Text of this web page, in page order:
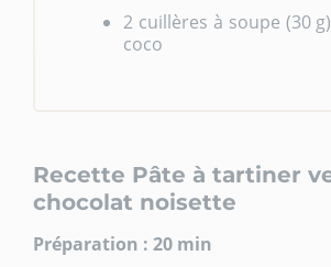
2 cuillères à soupe (30
coco
Recette Pâte à tartiner
chocolat noisette
Préparation : 20 min